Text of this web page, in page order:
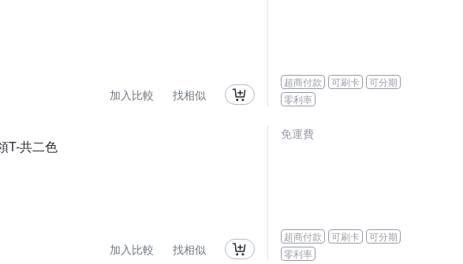
加入比較 找相似
超商付款 可刷卡
可分期
零利率
T-共二色
加入比較 找相似
免運費
超商付款 可刷卡
可分期
零利率